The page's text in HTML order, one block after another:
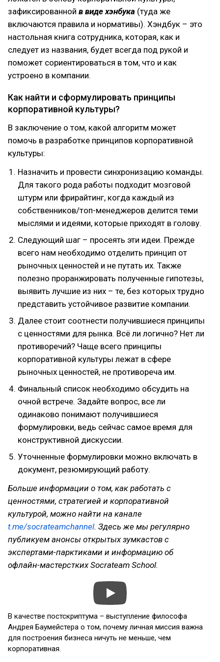
зафиксированной в виде хэнбука (туда же
включаются правила и нормативы). Хэндбук – это
настольная книга сотрудника, которая, как и
следует из названия, будет всегда под рукой и
поможет сориентироваться в том, что и как
устроено в компании.
Как найти и сформулировать принципы
корпоративной культуры?
В заключение о том, какой алгоритм может
помочь в разработке принципов корпоративной
культуры:
Назначить и провести синхронизацию команды.
Для такого рода работы подходит мозговой
штурм или фрирайтинг, когда каждый из
собственников/топ-менеджеров делится теми
мыслями и идеями, которые приходят в голову.
Следующий шаг – просеять эти идеи. Прежде
всего нам необходимо отделить принцип от
рыночных ценностей и не путать их. Также
полезно проранжировать полученные гипотезы,
выявить лучшие из них – те, без которых трудно
представить устойчивое развитие компании.
Далее стоит соотнести получившиеся принципы
с ценностями для рынка. Всё ли логично? Нет ли
противоречий? Чаще всего принципы
корпоративной культуры лежат в сфере
рыночных ценностей, не противореча им.
Финальный список необходимо обсудить на
очной встрече. Задайте вопрос, все ли
одинаково понимают получившиеся
формулировки, ведь сейчас самое время для
конструктивной дискуссии.
Уточненные формулировки можно включать в
документ, резюмирующий работу.
Больше информации о том, как работать с
ценностями, стратегией и корпоративной
культурой, можно найти на канале
t.me/socrateamchannel. Здесь же мы регулярно
публикуем анонсы открытых зумкастов с
экспертами-парктиками и информацию об
офлайн-мастерстких Socrateam School.
В качестве постскриптума – выступление философа
Андрея Баумейстера о том, почему личная миссия важна
для построения бизнеса ничуть не меньше, чем
корпоративная.